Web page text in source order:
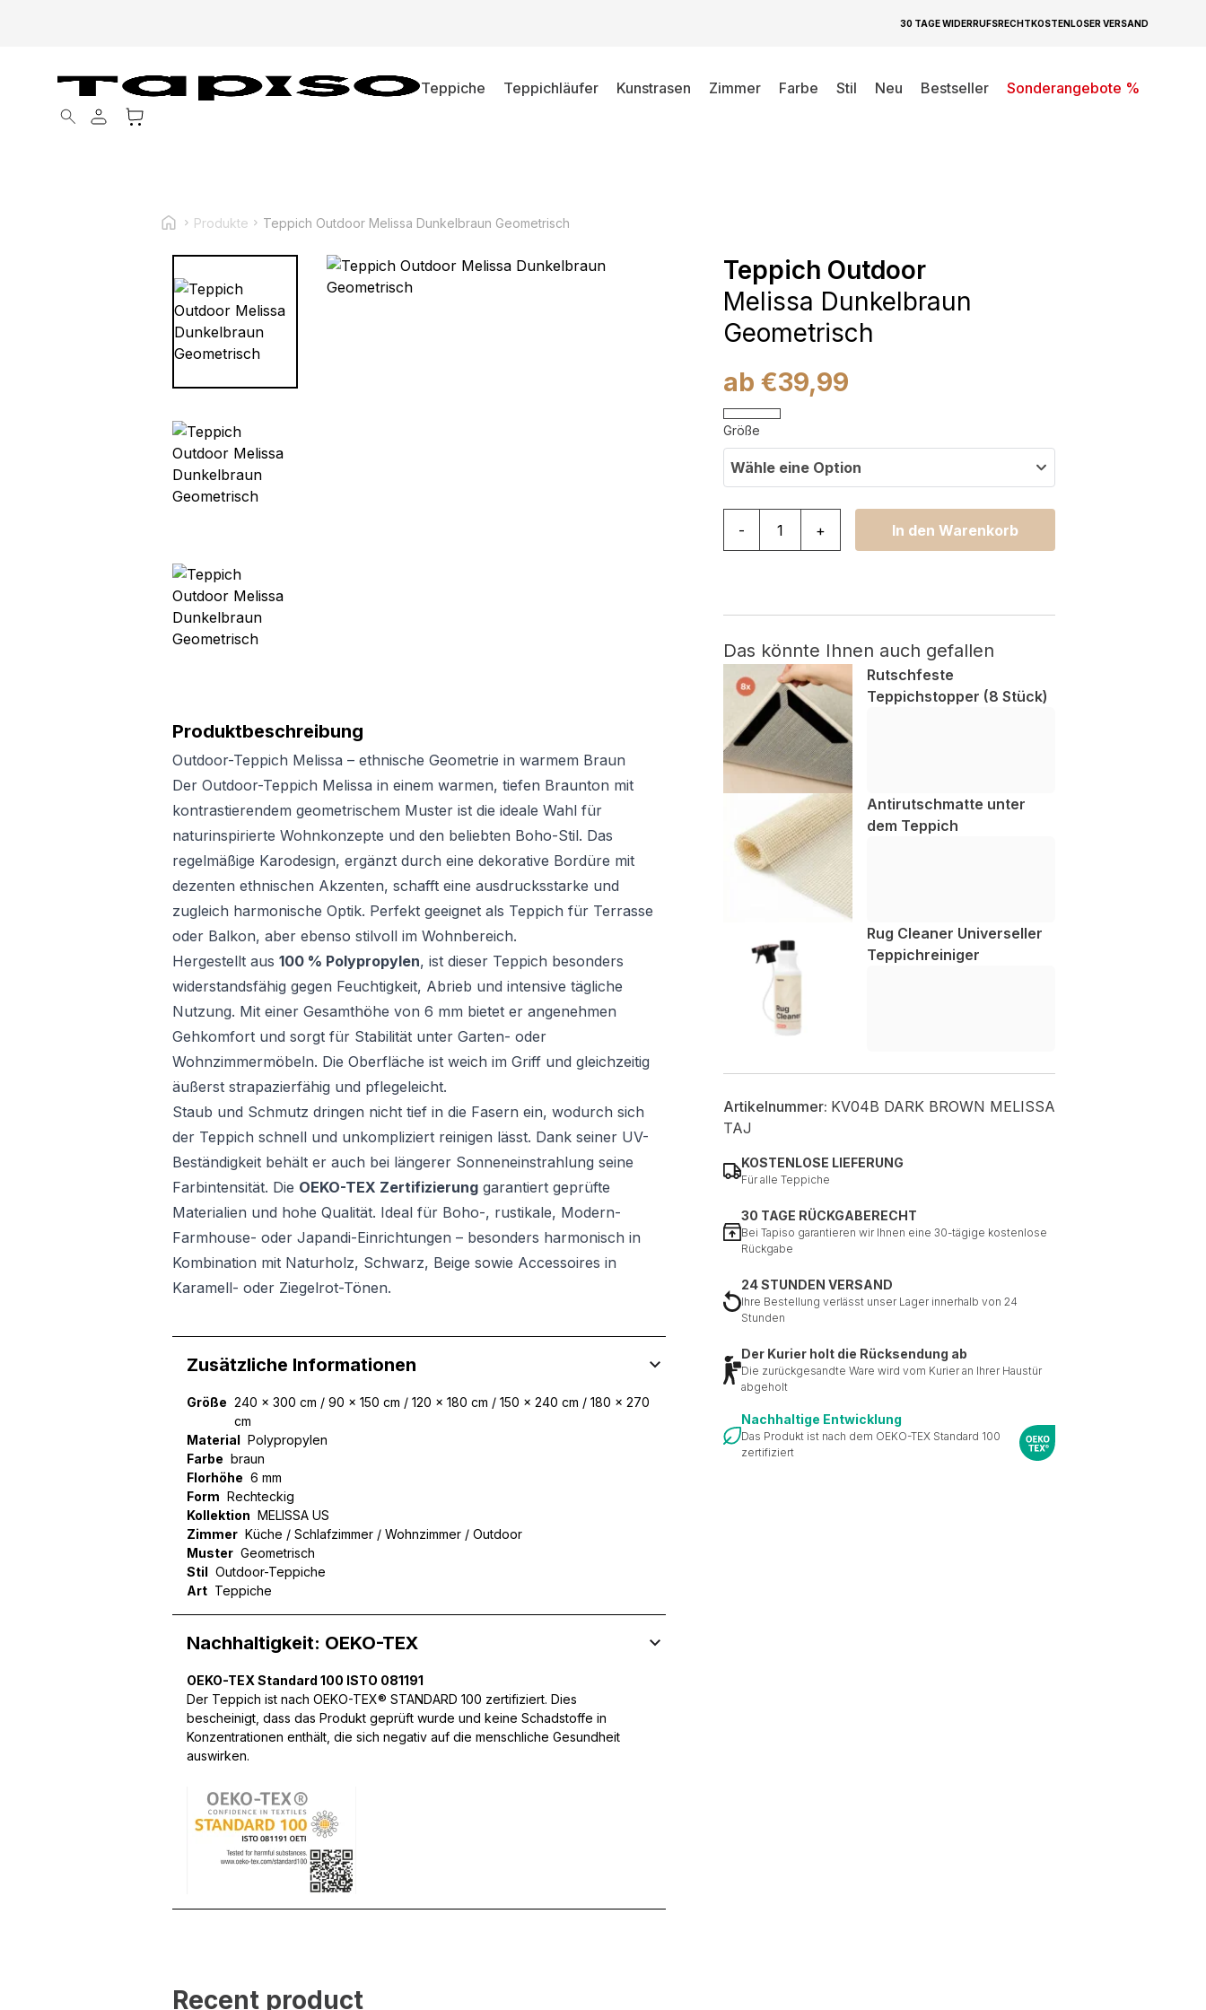
30 TAGE WIDERRUFSRECHTKOSTENLOSER VERSAND
Teppiche Teppichläufer Kunstrasen Zimmer Farbe Stil Neu Bestseller
Sonderangebote %
Products search
Produkte Teppich Outdoor Melissa Dunkelbraun Geometrisch
Produktbeschreibung
Outdoor-Teppich Melissa – ethnische Geometrie in warmem Braun
Der Outdoor-Teppich Melissa in einem warmen, tiefen Braunton mit
kontrastierendem geometrischem Muster ist die ideale Wahl für
naturinspirierte Wohnkonzepte und den beliebten Boho-Stil. Das
regelmäßige Karodesign, ergänzt durch eine dekorative Bordüre mit
dezenten ethnischen Akzenten, schafft eine ausdrucksstarke und
zugleich harmonische Optik. Perfekt geeignet als Teppich für Terrasse
oder Balkon, aber ebenso stilvoll im Wohnbereich.
Hergestellt aus 100 % Polypropylen, ist dieser Teppich besonders
widerstandsfähig gegen Feuchtigkeit, Abrieb und intensive tägliche
Nutzung. Mit einer Gesamthöhe von 6 mm bietet er angenehmen
Gehkomfort und sorgt für Stabilität unter Garten- oder
Wohnzimmermöbeln. Die Oberfläche ist weich im Griff und gleichzeitig
äußerst strapazierfähig und pflegeleicht.
Staub und Schmutz dringen nicht tief in die Fasern ein, wodurch sich
der Teppich schnell und unkompliziert reinigen lässt. Dank seiner UV-
Beständigkeit behält er auch bei längerer Sonneneinstrahlung seine
Farbintensität. Die OEKO-TEX Zertifizierung garantiert geprüfte
Materialien und hohe Qualität. Ideal für Boho-, rustikale, Modern-
Farmhouse- oder Japandi-Einrichtungen – besonders harmonisch in
Kombination mit Naturholz, Schwarz, Beige sowie Accessoires in
Karamell- oder Ziegelrot-Tönen.
Teppich Outdoor
Melissa Dunkelbraun
Geometrisch
ab €39,99
Größe
Wähle eine Option
- + In den Warenkorb
Das könnte Ihnen auch gefallen
Rutschfeste
Teppichstopper (8 Stück)
Antirutschmatte unter
dem Teppich
Rug Cleaner Universeller
Teppichreiniger
Artikelnummer: KV04B DARK BROWN MELISSA
TAJ
KOSTENLOSE LIEFERUNG
Für alle Teppiche
30 TAGE RÜCKGABERECHT
Bei Tapiso garantieren wir Ihnen eine 30-tägige kostenlose
Rückgabe
24 STUNDEN VERSAND
Ihre Bestellung verlässt unser Lager innerhalb von 24
Stunden
Der Kurier holt die Rücksendung ab
Die zurückgesandte Ware wird vom Kurier an Ihrer Haustür
abgeholt
Nachhaltige Entwicklung
Das Produkt ist nach dem OEKO-TEX Standard 100
zertifiziert
Zusätzliche Informationen
Größe 240 x 300 cm / 90 x 150 cm / 120 x 180 cm / 150 x 240 cm / 180 x 270
cm
Material Polypropylen
Farbe braun
Florhöhe 6 mm
Form Rechteckig
Kollektion MELISSA US
Zimmer Küche / Schlafzimmer / Wohnzimmer / Outdoor
Muster Geometrisch
Stil Outdoor-Teppiche
Art Teppiche
Nachhaltigkeit: OEKO-TEX
OEKO-TEX Standard 100 ISTO 081191
Der Teppich ist nach OEKO-TEX® STANDARD 100 zertifiziert. Dies
bescheinigt, dass das Produkt geprüft wurde und keine Schadstoffe in
Konzentrationen enthält, die sich negativ auf die menschliche Gesundheit
auswirken.
Recent product
Wir verwenden Cookies, um Inhalte und Anzeigen zu personalisieren, um Funktionen für soziale Medien anbieten zu
können und um unseren Traffic zu analysieren. Außerdem geben wir Informationen über Ihre Verwendung unserer
Website an unsere Partner für soziale Medien, Werbung und Analysen weiter. Diese Partner können diese Informationen
mit weiteren Daten zusammenführen, die Sie ihnen bereitgestellt haben oder die sie im Rahmen Ihrer Nutzung der
Dienste gesammelt haben.
Notwendig
Notwendige Cookies sind erforderlich, um die grundlegenden Funktionen dieser Website zu ermöglichen, wie zum
Beispiel das Bereitstellen eines sicheren Log-ins oder das Anpassen Ihrer Zustimmungseinstellungen. Diese Cookies
speichern keine personenbezogenen Daten.